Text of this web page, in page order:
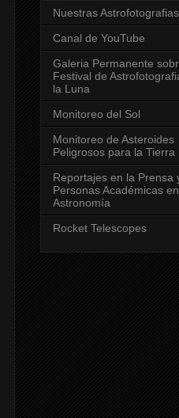
Nuestras Astrofotografias
Canal de YouTube
Galeria Permanente
Festival de
la Luna
Monitoreo del Sol
Monitoreo de Asteroides
Peligrosos para la Tierra
Reportajes en la Prensa
Personas Académicas en
Astronomía
Rocket Telescopes